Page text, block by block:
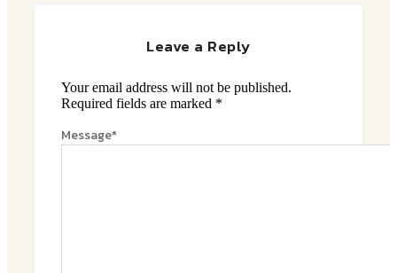
Leave a Reply
Your email address will not be published.
Required fields are marked *
Message*